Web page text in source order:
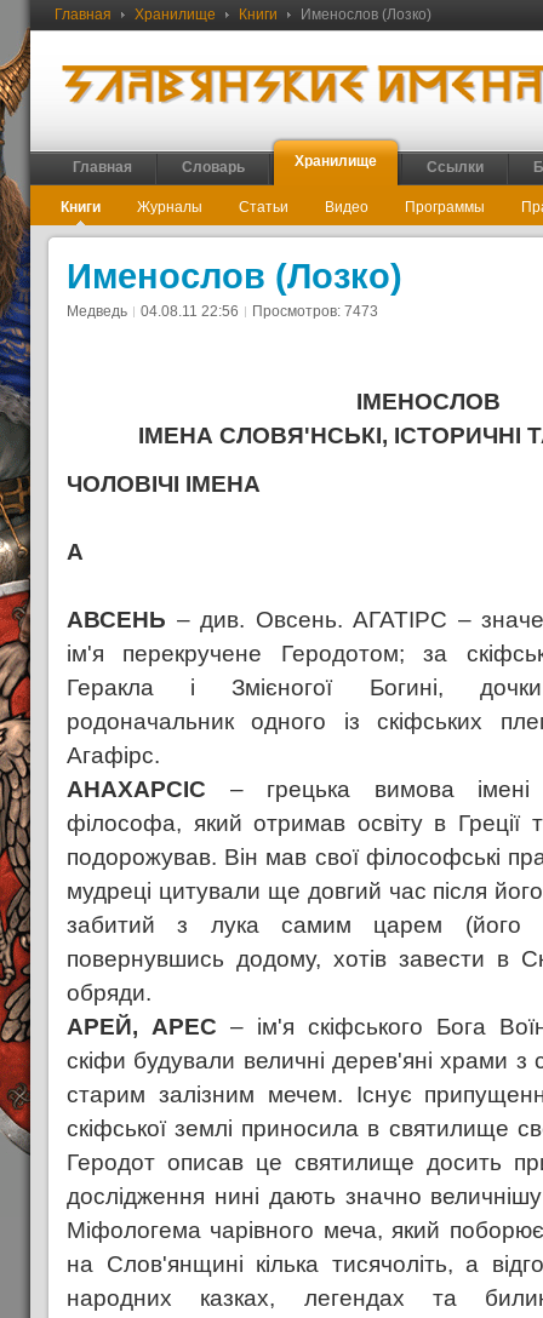
Главная Хранилище Книги Именослов (Лозко)
Главная Словарь Хранилище Ссылки
Книги Журналы Статьи Видео Программы
Именослов (Лозко)
Медведь 04.08.11 22:56 Просмотров: 7473
IМЕНОСЛОВ
IМЕНА СЛОВЯ'НСЬКI, IСТОРИЧНI
ЧОЛОВІЧІ ІМЕНА
А
АВСЕНЬ – див. Овсень. АГАТІРС –
ім'я перекручене Геродотом; за
Геракла і Змієногої Богині,
родоначальник одного із скіфських
Агафірс.
АНАХАРСІС – грецька вимова імені
філософа, який отримав освіту в Греції
подорожував. Він мав свої філософські
мудреці цитували ще довгий час після
забитий з лука самим царем
повернувшись додому, хотів завести в
обряди.
АРЕЙ, АРЕС – ім'я скіфського Бога
скіфи будували величні дерев'яні храми
старим залізним мечем. Існує
скіфської землі приносила в святилище
Геродот описав це святилище досить
дослідження нині дають значно
Міфологема чарівного меча, який поборює
на Слов'янщині кілька тисячоліть, а
народних казках, легендах та